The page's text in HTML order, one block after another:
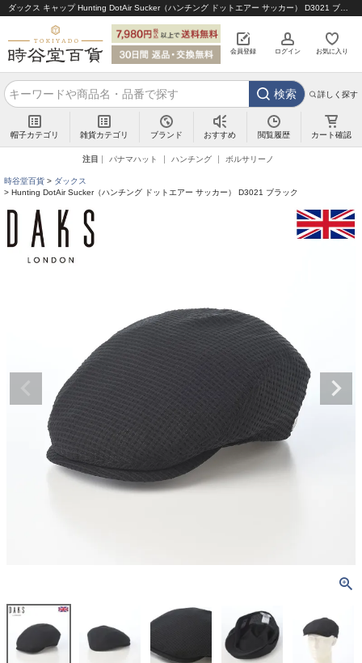
会員登録 ログイン お気に入り
検索 詳しく探す
帽子カテゴリ 雑貨カテゴリ ブランド おすすめ 閲覧履歴 カート確認
注目 パナマハット ハンチング ボルサリーノ
時谷堂百貨
ダックス
Hunting DotAir Sucker（ハンチング ドットエアー サッカー） D3021 ブラック